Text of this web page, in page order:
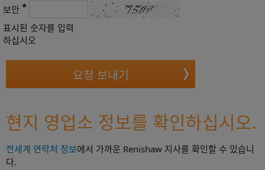
보안 *
표시된 숫자를 입력
하십시오
현지 영업소 정보를 확인하십시오.
전세계 연락처 정보에서 가까운 Renishaw 지사를 확인할 수 있습니
다.